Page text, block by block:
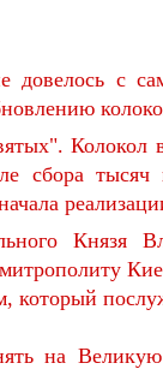
с
Колокол
сбора
Князя
который
на